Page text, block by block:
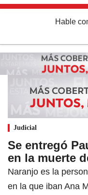
Hable
Judicial
Se entregó
en la muerte
Naranjo es la
en la que iban Ana